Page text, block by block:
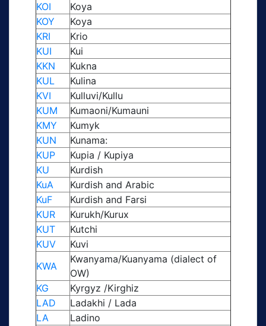
KOI
Koya
KOY
Koya
KRI
Krio
KUI
Kui
KKN
Kukna
KUL
Kulina
KVI
Kulluvi/Kullu
KUM
Kumaoni/Kumauni
KMY
Kumyk
KUN
Kunama:
KUP
Kupia / Kupiya
KU
Kurdish
KuA
Kurdish and Arabic
KuF
Kurdish and Farsi
KUR
Kurukh/Kurux
KUT
Kutchi
KUV
Kuvi
KWA
Kwanyama/Kuanyama (dialect of
OW)
KG
Kyrgyz /Kirghiz
LAD
Ladakhi / Lada
LA
Ladino